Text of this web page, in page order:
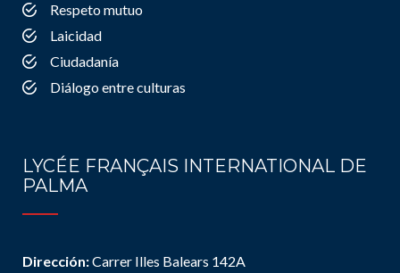
Respeto mutuo
Laicidad
Ciudadanía
Diálogo entre culturas
LYCÉE FRANÇAIS INTERNATIONAL DE
PALMA
Dirección:Carrer Illes Balears 142A